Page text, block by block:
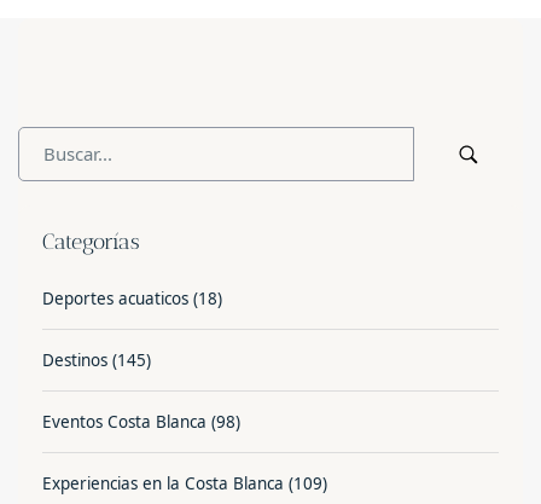
Categorías
Deportes acuaticos (18)
Destinos (145)
Eventos Costa Blanca (98)
Experiencias en la Costa Blanca (109)